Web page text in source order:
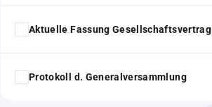
Aktuelle Fassung Gesellschaftsvertrag
Protokoll d. Generalversammlung